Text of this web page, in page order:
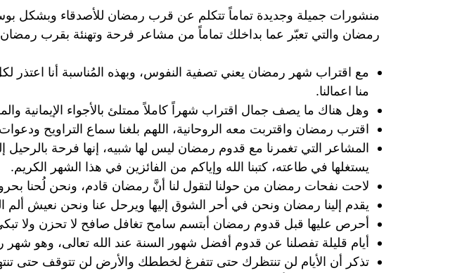
منشورات جميلة وجديدة تماماً تتكلم عن قرب رمضان للأصدقاء
رمضان والتي تعبّر عما بداخلك تماماً من مشاعر فرحة وتهنئة بقرب
مع اقتراب شهر رمضان يعني تصفية النفوس، وبهذه المُناسبة أنا
منا اعمالنا.
وهل هناك ما يصف جمال اقتراب شهراً كاملاً ممتلئ بالأجواء الإيمانية
اقترب رمضان واقتربت معه الروحانية، اللهم بلغنا سماع التراويح
المشاعر التي تغمرنا مع قدوم رمضان ليس لها شبيه، إنها فرحة بالرحيل
يستغلها في طاعته، كتبنا الله وإياكم من الفائزين في هذا الشهر الكريم.
لاحت نفحات رمضان من حولنا لتقول لنا أنَّ رمضان قادم، ونحن لُحنا
يقدم إلينا رمضان ونحن في أحر الشوق إليها ويرحل عنا ونحن نعيش ألم
أحرص عليها قبل قدوم رمضان أبتسم سامح تغافل صافح لا تحزن ولا
أيام قليلة تفصلنا عن قدوم أفضل شهور السنة عند الله تعالى، وهو شهر
تذكر أن الأيام لن تنتظرك حتى تتفرغ لخططك والأرض لن تتوقف